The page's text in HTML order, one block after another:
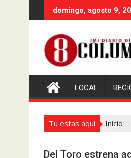
al
domingo, agosto 9,
LOCAL
Tu estas aquí Inicio
Del Toro estrena